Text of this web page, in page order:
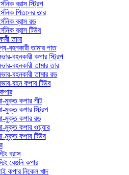
ব্রাস স্ট্রিপ
পিতলের তার
ব্রাস রড
ব্রাস টিউব
তামা
বহনকারী তামার পাত
বহনকারী কপার স্ট্রিপ
বহনকারী তামার তার
বহনকারী তামার রড
বহন কপার টিউব
মুক্ত কপার শীট
মুক্ত কপার স্ট্রিপ
মুক্ত কপার রড
মুক্ত কপার ওয়্যার
মুক্ত কপার টিউব
ব্রাস
বেগুনি কপার
কপার নিকেল খাদ